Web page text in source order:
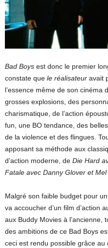
Bad Boys est donc le premier
constate que le réalisateur avait
l’essence même de son cinéma
grosses explosions, des
charismatique, de l’action
fun, une BO tendance, des
de la violence et des flingues.
apposant sa méthode aux
d’action moderne, de Die Hard
Fatale avec Danny Glover et Mel
Malgré son faible budget pour
va accoucher d’un film d’action
aux Buddy Movies à l’ancienne,
des ambitions de ce Bad Boys
ceci est rendu possible grâce